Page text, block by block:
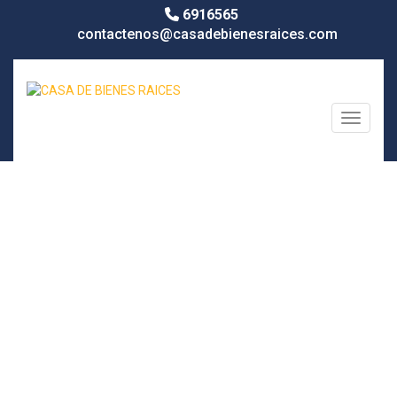
6916565
contactenos@casadebienesraices.com
Toggle